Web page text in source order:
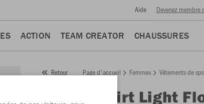
Aide Devenez membre
ACTION TEAM CREATOR CHAUSSURES
Retour Page d'accueil Femmes Vêtements de
T-Shirt Light